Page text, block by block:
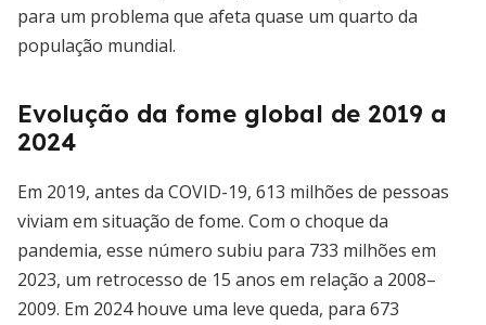
para um problema que afeta quase um quarto da
população mundial.
Evolução da fome global de 2019 a
2024
Em 2019, antes da COVID-19, 613 milhões de pessoas
viviam em situação de fome. Com o choque da
pandemia, esse número subiu para 733 milhões em
2023, um retrocesso de 15 anos em relação a 2008–
2009. Em 2024 houve uma leve queda, para 673